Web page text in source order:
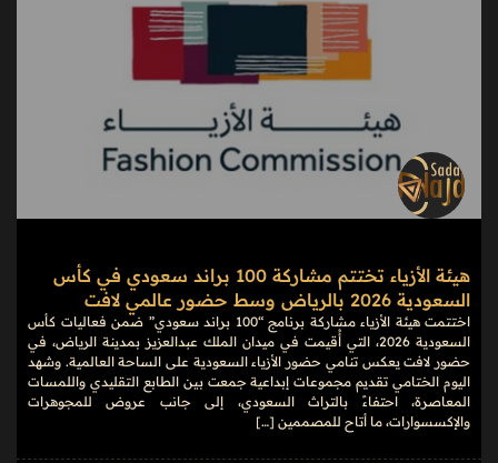
هيئة الأزياء تختتم مشاركة 100 براند سعودي في كأس
السعودية 2026 بالرياض وسط حضور عالمي لافت
اختتمت هيئة الأزياء مشاركة برنامج “100 براند سعودي” ضمن فعاليات كأس
السعودية 2026، التي أُقيمت في ميدان الملك عبدالعزيز بمدينة الرياض، في
حضور لافت يعكس تنامي حضور الأزياء السعودية على الساحة العالمية. وشهد
اليوم الختامي تقديم مجموعات إبداعية جمعت بين الطابع التقليدي واللمسات
المعاصرة، احتفاءً بالتراث السعودي، إلى جانب عروض للمجوهرات
والإكسسوارات، ما أتاح للمصممين […]